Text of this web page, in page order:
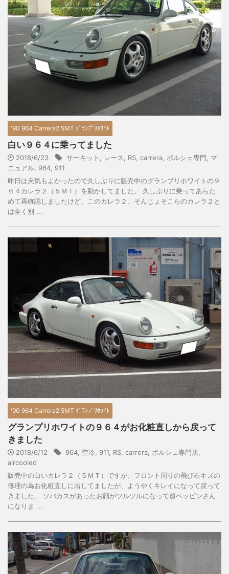
'90 964 Carrera2 5MT ｸﾞﾗﾝﾌﾟﾘﾎﾜｲﾄ
白い９６４に乗ってました
2018/6/23 サーキット レース RS carrera ポルシェ専門
マ
ニュアル 964 911
昨日は天気もよかったので久しぶりに販売中のグランプリホワイトの９
６４カレラ２（５ＭＴ）を動かしてました。 久しぶりに乗ってあらた
めて再確認しましたけど、このカレラ２、そんじょそこらのカレラ２と
は全く別 ...
'90 964 Carrera2 5MT ｸﾞﾗﾝﾌﾟﾘﾎﾜｲﾄ
グランプリホワイトの９６４がお化粧直しから戻って
きました
2018/6/12 964 空冷 911 RS carrera ポルシェ専門店
aircooled
販売中の白いカレラ２（５ＭＴ）ですが、フロント周りの飛び石キズの
修理の為お化粧直しに出してましたが、ようやくキレイになって戻って
きました。 ソバカスがあったお顔がツルツルになって超ベッピンさん
になりま ...